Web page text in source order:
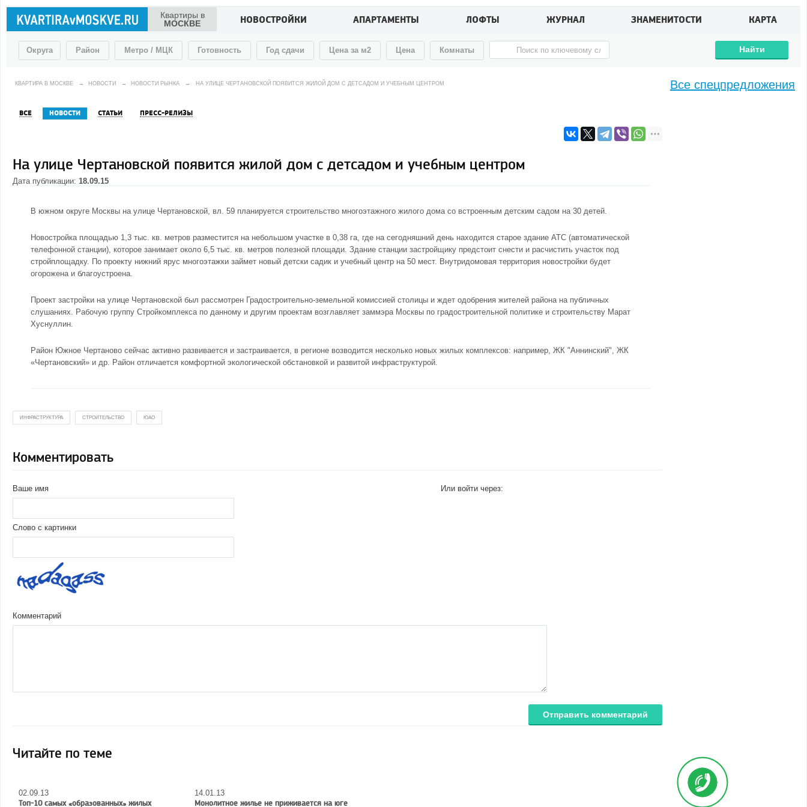
Квартиры в
МОСКВЕ
НОВОСТРОЙКИ АПАРТАМЕНТЫ ЛОФТЫ ЖУРНАЛ ЗНАМЕНИТОСТИ КАРТА
Округа Район Метро / МЦК Готовность Год сдачи Цена за м2 Цена Комнаты Найти
КВАРТИРА В МОСКВЕ → НОВОСТИ → НОВОСТИ РЫНКА → НА УЛИЦЕ ЧЕРТАНОВСКОЙ ПОЯВИТСЯ ЖИЛОЙ ДОМ С ДЕТСАДОМ И УЧЕБНЫМ ЦЕНТРОМ
ВСЕ НОВОСТИ СТАТЬИ ПРЕСС-РЕЛИЗЫ
На улице Чертановской появится жилой дом с детсадом и учебным центром
Дата публикации: 18.09.15
В южном округе Москвы на улице Чертановской, вл. 59 планируется строительство многоэтажного жилого дома со встроенным детским садом на 30 детей.
Новостройка площадью 1,3 тыс. кв. метров разместится на небольшом участке в 0,38 га, где на сегодняшний день находится старое здание АТС (автоматической
телефонной станции), которое занимает около 6,5 тыс. кв. метров полезной площади. Здание станции застройщику предстоит снести и расчистить участок под
стройплощадку. По проекту нижний ярус многоэтажки займет новый детски садик и учебный центр на 50 мест. Внутридомовая территория новостройки будет
огорожена и благоустроена.
Проект застройки на улице Чертановской был рассмотрен Градостроительно-земельной комиссией столицы и ждет одобрения жителей района на публичных
слушаниях. Рабочую группу Стройкомплекса по данному и другим проектам возглавляет заммэра Москвы по градостроительной политике и строительству Марат
Хуснуллин.
Район Южное Чертаново сейчас активно развивается и застраивается, в регионе возводится несколько новых жилых комплексов: например, ЖК "Аннинский", ЖК
«Чертановский» и др. Район отличается комфортной экологической обстановкой и развитой инфраструктурой.
ИНФРАСТРУКТУРА СТРОИТЕЛЬСТВО ЮАО
Комментировать
Ваше имя
Слово с картинки
Или войти через:
Комментарий
Отправить комментарий
Читайте по теме
02.09.13
Топ-10 самых «образованных» жилых
14.01.13
Монолитное жилье не приживается на юге
Все спецпредложения